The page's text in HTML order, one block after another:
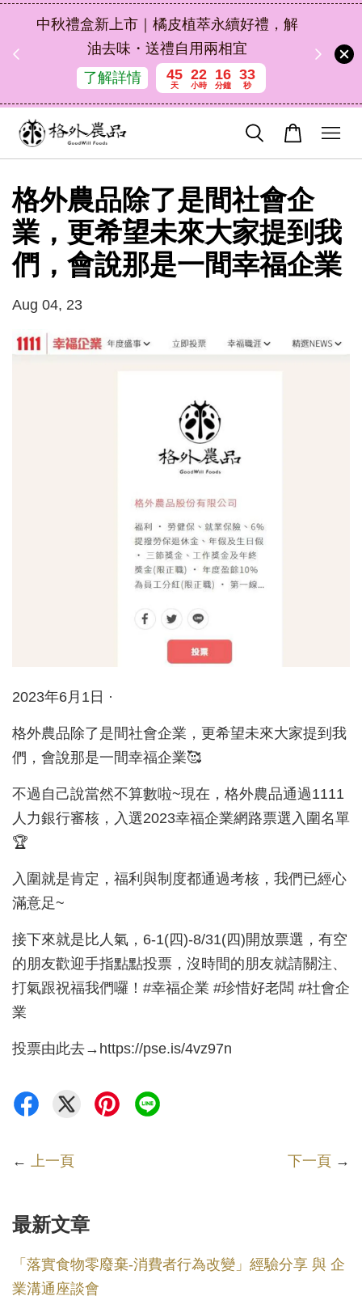
中秋禮盒新上市｜橘皮植萃永續好禮，解
油去味・送禮自用兩相宜
了解詳情
45
天
22
小時
16
分鐘
33
秒
格外農品除了是間社會企
業，更希望未來大家提到我
們，會說那是一間幸福企業
Aug 04, 23
2023年6月1日 ·
格外農品除了是間社會企業，更希望未來大家提到我
們，會說那是一間幸福企業🥰
不過自己說當然不算數啦~現在，格外農品通過1111
人力銀行審核，入選2023幸福企業網路票選入圍名單
🏆
入圍就是肯定，福利與制度都通過考核，我們已經心
滿意足~
接下來就是比人氣，6-1(四)-8/31(四)開放票選，有空
的朋友歡迎手指點點投票，沒時間的朋友就請關注、
打氣跟祝福我們囉！#幸福企業 #珍惜好老闆 #社會企
業
投票由此去→https://pse.is/4vz97n
← 上一頁 下一頁 →
最新文章
「落實食物零廢棄-消費者行為改變」經驗分享 與 企
業溝通座談會